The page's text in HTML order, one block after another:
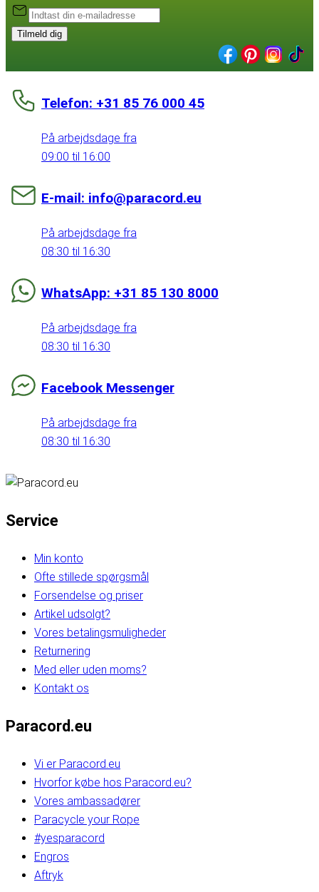
Tilmeld dig
Telefon: +31 85 76 000 45
På arbejdsdage fra
09:00 til 16:00
E-mail: info@paracord.eu
På arbejdsdage fra
08:30 til 16:30
WhatsApp: +31 85 130 8000
På arbejdsdage fra
08:30 til 16:30
Facebook Messenger
På arbejdsdage fra
08:30 til 16:30
Service
Min konto
Ofte stillede spørgsmål
Forsendelse og priser
Artikel udsolgt?
Vores betalingsmuligheder
Returnering
Med eller uden moms?
Kontakt os
Paracord.eu
Vi er Paracord.eu
Hvorfor købe hos Paracord.eu?
Vores ambassadører
Paracycle your Rope
#yesparacord
Engros
Aftryk